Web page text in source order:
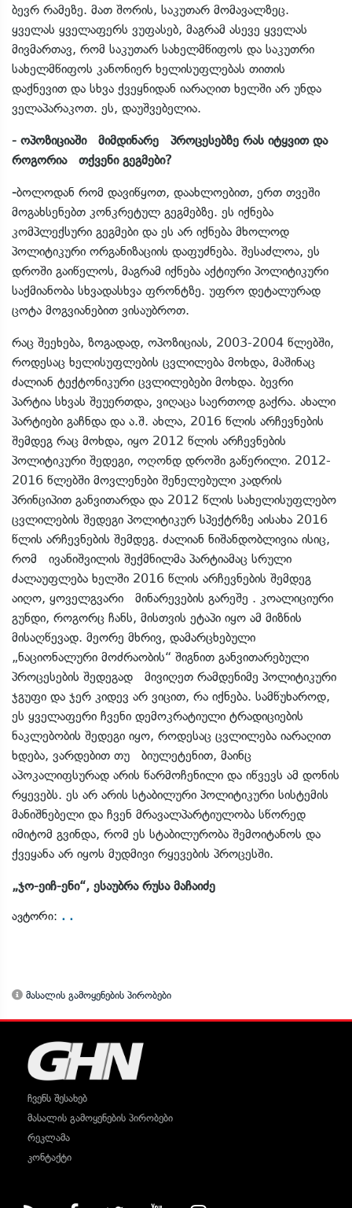
ბევრ რამეზე. მათ შორის, საკუთარ მომავალზეც.
ყველას ყველაფერს ვუფასებ, მაგრამ ასევე ყველას
მივმართავ, რომ საკუთარ სახელმწიფოს და საკუთრი
სახელმწიფოს კანონიერ ხელისუფლებას თითის
დაქნევით და სხვა ქვეყნიდან იარაღით ხელში არ უნდა
ველაპარაკოთ. ეს, დაუშვებელია.
- ოპოზიციაში მიმდინარე პროცესებზე რას იტყვით და
როგორია თქვენი გეგმები?
-ბოლოდან რომ დავიწყოთ, დაახლოებით, ერთ თვეში
მოგახსენებთ კონკრეტულ გეგმებზე. ეს იქნება
კომპლექსური გეგმები და ეს არ იქნება მხოლოდ
პოლიტიკური ორგანიზაციის დაფუძნება. შესაძლოა, ეს
დროში გაიწელოს, მაგრამ იქნება აქტიური პოლიტიკური
საქმიანობა სხვადასხვა ფრონტზე. უფრო დეტალურად
ცოტა მოგვიანებით ვისაუბროთ.
რაც შეეხება, ზოგადად, ოპოზიციას, 2003-2004 წლებში,
როდესაც ხელისუფლების ცვლილება მოხდა, მაშინაც
ძალიან ტექტონიკური ცვლილებები მოხდა. ბევრი
პარტია სხვას შეუერთდა, ვიღაცა საერთოდ გაქრა. ახალი
პარტიები გაჩნდა და ა.შ. ახლა, 2016 წლის არჩევნების
შემდეგ რაც მოხდა, იყო 2012 წლის არჩევნების
პოლიტიკური შედეგი, ოღონდ დროში გაწერილი. 2012-
2016 წლებში მოვლენები შენელებული კადრის
პრინციპით განვითარდა და 2012 წლის სახელისუფლებო
ცვლილების შედეგი პოლიტიკურ სპექტრზე აისახა 2016
წლის არჩევნების შემდეგ. ძალიან ნიშანდობლივია ისიც,
რომ ივანიშვილის შექმნილმა პარტიამაც სრული
ძალაუფლება ხელში 2016 წლის არჩევნების შემდეგ
აიღო, ყოველგვარი მინარევების გარეშე . კოალიციური
გუნდი, როგორც ჩანს, მისთვის ეტაპი იყო ამ მიზნის
მისაღწევად. მეორე მხრივ, დამარცხებული
„ნაციონალური მოძრაობის“ შიგნით განვითარებული
პროცესების შედეგად მივიღეთ რამდენიმე პოლიტიკური
ჯგუფი და ჯერ კიდევ არ ვიცით, რა იქნება. სამწუხაროდ,
ეს ყველაფერი ჩვენი დემოკრატიული ტრადიციების
ნაკლებობის შედეგი იყო, როდესაც ცვლილება იარაღით
ხდება, ვარდებით თუ ბიულეტენით, მაინც
აპოკალიფსურად არის წარმოჩენილი და იწვევს ამ დონის
რყევებს. ეს არ არის სტაბილური პოლიტიკური სისტემის
მანიშნებელი და ჩვენ მრავალპარტიულობა სწორედ
იმიტომ გვინდა, რომ ეს სტაბილურობა შემოიტანოს და
ქვეყანა არ იყოს მუდმივი რყევების პროცესში.
„ჯო-ეიჩ-ენი“, ესაუბრა რუსა მაჩაიძე
ავტორი: . .
მასალის გამოყენების პირობები
ჩვენს შესახებ
მასალის გამოყენების პირობები
რეკლამა
კონტაქტი